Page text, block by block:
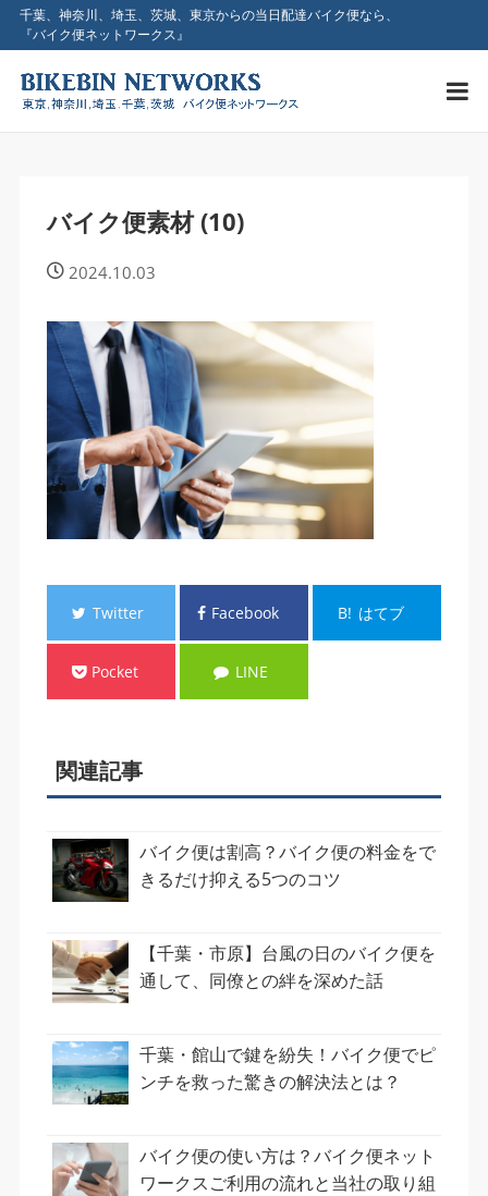
千葉、神奈川、埼玉、茨城、東京からの当日配達バイク便なら、
『バイク便ネットワークス』
バイク便素材 (10)
2024.10.03
Twitter Facebook B! はてブ
Pocket LINE
関連記事
バイク便は割高？バイク便の料金をで
きるだけ抑える5つのコツ
【千葉・市原】台風の日のバイク便を
通して、同僚との絆を深めた話
千葉・館山で鍵を紛失！バイク便でピ
ンチを救った驚きの解決法とは？
バイク便の使い方は？バイク便ネット
ワークスご利用の流れと当社の取り組